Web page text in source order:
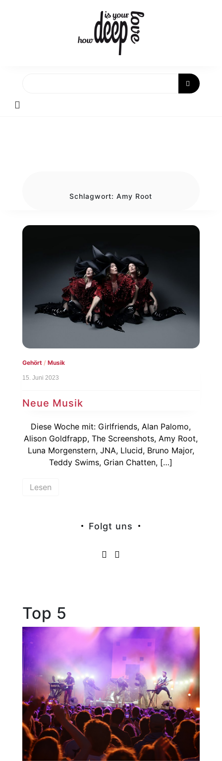
Schlagwort:Amy Root
Gehört/ Musik
15. Juni 2023
Neue Musik
Diese Woche mit: Girlfriends, Alan Palomo,
Alison Goldfrapp, The Screenshots, Amy Root,
Luna Morgenstern, JNA, Llucid, Bruno Major,
Teddy Swims, Grian Chatten, […]
Lesen
Folgt uns
Top 5